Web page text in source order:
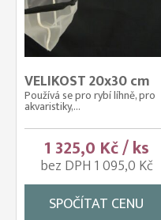
VELIKOST 20x30 cm
Používá se pro rybí líhně, pro
akvaristiky,...
1 325,0 Kč / ks
bez DPH 1 095,0 Kč
SPOČÍTAT CENU